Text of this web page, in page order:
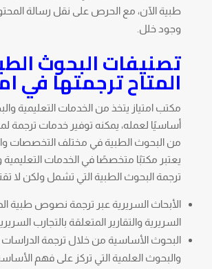
طبية الآن، مع الحرص على نقل رسالة
وجود خلل.
تصنيفات البحوث
المتاح ترجمتها في
مكتب امتياز يتخذ من الخدمات التعليمية
أساسيًا لعمله، يمكنه توفير خدمات ترجمة
من البحوث الطبية في مختلف التخصصات
يعتبر مكتبًا متخصصًا في الخدمات التعليمية
ترجمة البحوث الطبية التي تشمل ولكن لا
الأبحاث السريرية عبر ترجمة نصوص طبية
السريرية والتقارير المتعلقة بالتجارب
البحوث الأساسية من خلال ترجمة
والبحوث العلمية التي تركز على فهم